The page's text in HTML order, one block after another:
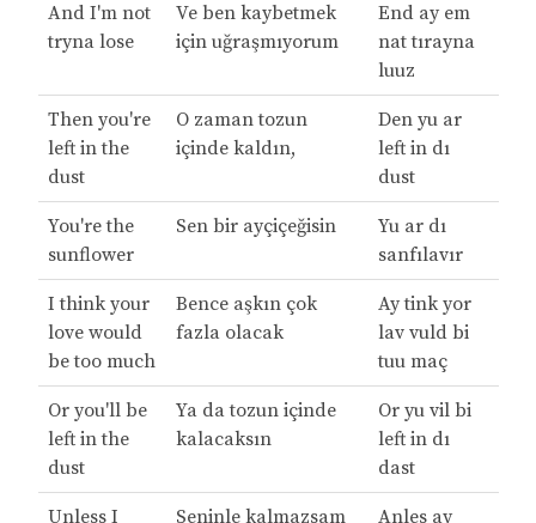
And I'm not
tryna lose
Ve ben kaybetmek
için uğraşmıyorum
End ay em
nat tırayna
luuz
Then you're
left in the
dust
O zaman tozun
içinde kaldın,
Den yu ar
left in dı
dust
You're the
sunflower
Sen bir ayçiçeğisin
Yu ar dı
sanfılavır
I think your
love would
be too much
Bence aşkın çok
fazla olacak
Ay tink yor
lav vuld bi
tuu maç
Or you'll be
left in the
dust
Ya da tozun içinde
kalacaksın
Or yu vil bi
left in dı
dast
Unless I Seninle kalmazsam Anles ay